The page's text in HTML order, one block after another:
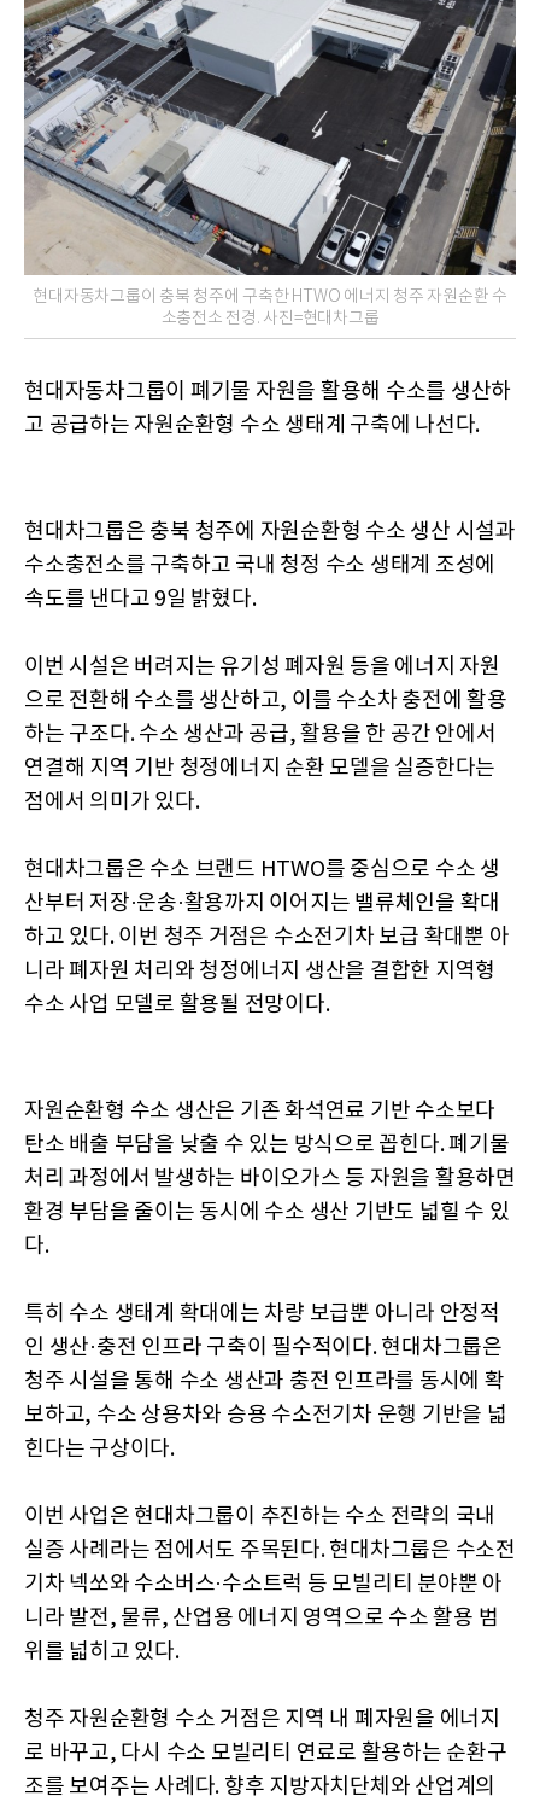
현대자동차그룹이 충북 청주에 구축한 HTWO 에너지 청주 자원순환 수
소충전소 전경. 사진=현대차그룹
현대자동차그룹이 폐기물 자원을 활용해 수소를 생산하
고 공급하는 자원순환형 수소 생태계 구축에 나선다.
현대차그룹은 충북 청주에 자원순환형 수소 생산 시설과
수소충전소를 구축하고 국내 청정 수소 생태계 조성에
속도를 낸다고 9일 밝혔다.
이번 시설은 버려지는 유기성 폐자원 등을 에너지 자원
으로 전환해 수소를 생산하고, 이를 수소차 충전에 활용
하는 구조다. 수소 생산과 공급, 활용을 한 공간 안에서
연결해 지역 기반 청정에너지 순환 모델을 실증한다는
점에서 의미가 있다.
현대차그룹은 수소 브랜드 HTWO를 중심으로 수소 생
산부터 저장·운송·활용까지 이어지는 밸류체인을 확대
하고 있다. 이번 청주 거점은 수소전기차 보급 확대뿐 아
니라 폐자원 처리와 청정에너지 생산을 결합한 지역형
수소 사업 모델로 활용될 전망이다.
자원순환형 수소 생산은 기존 화석연료 기반 수소보다
탄소 배출 부담을 낮출 수 있는 방식으로 꼽힌다. 폐기물
처리 과정에서 발생하는 바이오가스 등 자원을 활용하면
환경 부담을 줄이는 동시에 수소 생산 기반도 넓힐 수 있
다.
특히 수소 생태계 확대에는 차량 보급뿐 아니라 안정적
인 생산·충전 인프라 구축이 필수적이다. 현대차그룹은
청주 시설을 통해 수소 생산과 충전 인프라를 동시에 확
보하고, 수소 상용차와 승용 수소전기차 운행 기반을 넓
힌다는 구상이다.
이번 사업은 현대차그룹이 추진하는 수소 전략의 국내
실증 사례라는 점에서도 주목된다. 현대차그룹은 수소전
기차 넥쏘와 수소버스·수소트럭 등 모빌리티 분야뿐 아
니라 발전, 물류, 산업용 에너지 영역으로 수소 활용 범
위를 넓히고 있다.
청주 자원순환형 수소 거점은 지역 내 폐자원을 에너지
로 바꾸고, 다시 수소 모빌리티 연료로 활용하는 순환구
조를 보여주는 사례다. 향후 지방자치단체와 산업계의